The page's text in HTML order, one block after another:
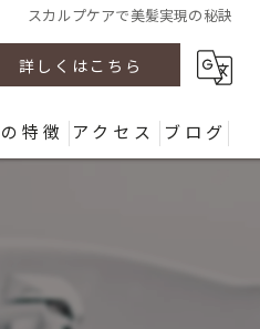
スカルプケアで美髪実現の秘訣
詳しくはこちら
特徴 アクセス ブログ